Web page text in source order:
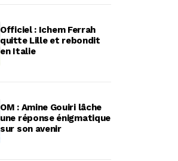
Officiel : Ichem Ferrah
quitte Lille et rebondit
en Italie
OM : Amine Gouiri lâche
une réponse énigmatique
sur son avenir